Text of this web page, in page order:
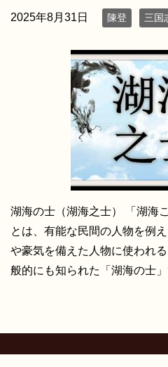
2025年8月31日 陳登 三国
湖海の士（湖海之士） 「湖海
とは、有能な民間の人物を例
や豪気を備えた人物に使われ
般的にも知られた「湖海の士